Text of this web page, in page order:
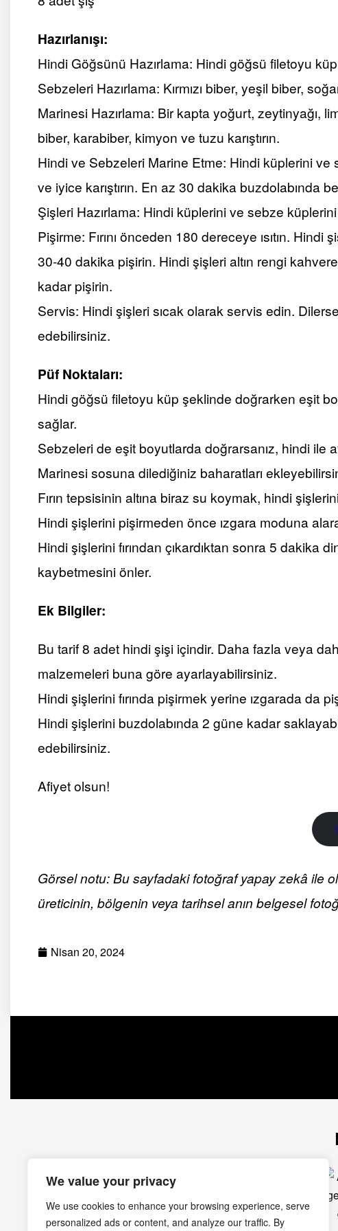
We value your privacy
We use cookies to enhance your browsing experience, serve
personalized ads or content, and analyze our traffic. By
Hazırlanışı:
Hindi Göğsünü Hazırlama: Hindi göğsü filetoyu
Sebzeleri Hazırlama: Kırmızı biber, yeşil biber,
Marinesi Hazırlama: Bir kapta yoğurt, zeytinyağı,
biber, karabiber, kimyon ve tuzu karıştırın.
Hindi ve Sebzeleri Marine Etme: Hindi küplerini
ve iyice karıştırın. En az 30 dakika buzdolabında
Şişleri Hazırlama: Hindi küplerini ve sebze
Pişirme: Fırını önceden 180 dereceye ısıtın. Hindi
30-40 dakika pişirin. Hindi şişleri altın rengi
kadar pişirin.
Servis: Hindi şişleri sıcak olarak servis edin.
edebilirsiniz.
Püf Noktaları:
Hindi göğsü filetoyu küp şeklinde doğrarken eşit
sağlar.
Sebzeleri de eşit boyutlarda doğrarsanız, hindi ile
Marinesi sosuna dilediğiniz baharatları
Fırın tepsisinin altına biraz su koymak, hindi
Hindi şişlerini pişirmeden önce ızgara moduna
Hindi şişlerini fırından çıkardıktan sonra 5 dakika
kaybetmesini önler.
Ek Bilgiler:
Bu tarif 8 adet hindi şişi içindir. Daha fazla veya
malzemeleri buna göre ayarlayabilirsiniz.
Hindi şişlerini fırında pişirmek yerine ızgarada da
Hindi şişlerini buzdolabında 2 güne kadar
edebilirsiniz.
Afiyet olsun!
Görsel notu: Bu sayfadaki fotoğraf yapay zekâ ile
üreticinin, bölgenin veya tarihsel anın belgesel
Nisan 20, 2024